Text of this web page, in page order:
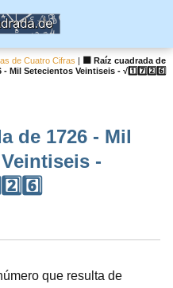
de Cuatro Cifras |
🟦 Raíz cuadrada de
- Mil Setecientos Veintiseis - √1️⃣7️⃣2️⃣6️⃣
de 1726 - Mil
-
que resulta de